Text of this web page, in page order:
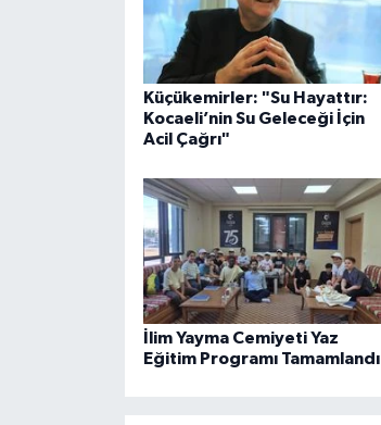
Küçükemirler: "Su Hayattır:
Kocaeli’nin Su Geleceği İçin
Acil Çağrı"
İlim Yayma Cemiyeti Yaz
Eğitim Programı Tamamlandı